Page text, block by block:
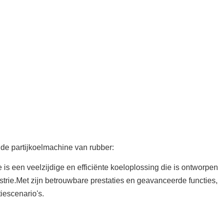
partijkoelmachine van rubber:
een veelzijdige en efficiënte koeloplossing die is ontworpen
zijn betrouwbare prestaties en geavanceerde functies,